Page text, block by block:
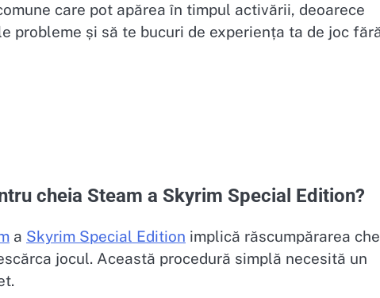
care pot apărea în timpul activării, deoarece
probleme și să te bucuri de experiența ta de joc
cheia Steam a Skyrim Special Edition?
a Skyrim Special Edition implică răscumpărarea
jocul. Această procedură simplă necesită un